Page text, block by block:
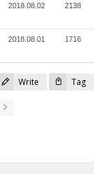
2018.08.02 2138
2018.08.01 1716
Write Tag